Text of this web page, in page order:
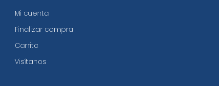
Mi cuenta
Finalizar compra
Carrito
Visítanos